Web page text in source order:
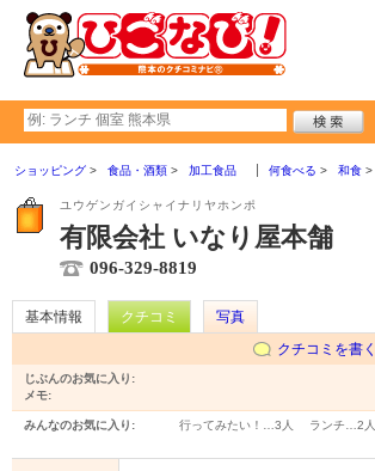
ショッピング 食品・酒類 加工食品 何食べる 和食
ユウゲンガイシャイナリヤホンポ
有限会社 いなり屋本舗
096-329-8819
基本情報 クチコミ
写真
クチコミを書く
じぶんのお気に入り:
メモ:
みんなのお気に入り: 行ってみたい！… 3人 ランチ… 2人